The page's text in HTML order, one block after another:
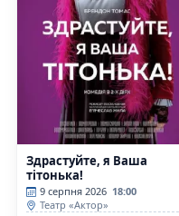
Здрастуйте, я Ваша
тітонька!
9 серпня 2026 18:00
Театр «Актор»